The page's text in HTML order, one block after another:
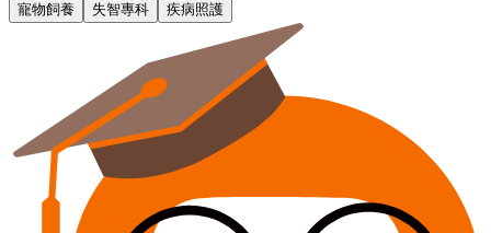
寵物飼養
失智專科 疾病照護